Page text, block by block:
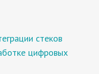
стеков
цифровых